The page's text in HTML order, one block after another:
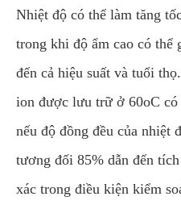
Nhiệt độ có thể làm tăng
trong khi độ ẩm cao có thể
đến cả hiệu suất và tuổi
ion được lưu trữ ở 60oC có
nếu độ đồng đều của nhiệt
tương đối 85% dẫn đến
xác trong điều kiện kiểm